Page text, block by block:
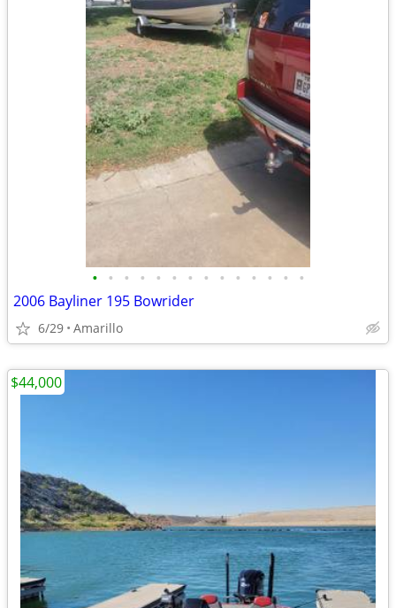
• • • • • • • • • • • • • •
2006 Bayliner 195 Bowrider
6/29 Amarillo
$44,000